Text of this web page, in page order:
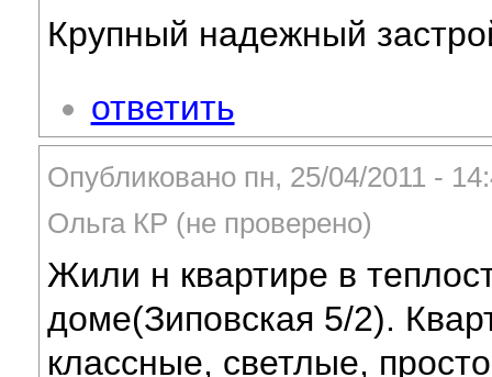
Крупный надежный
ответить
Опубликовано пн, 25/04/2011 -
Ольга КР (не проверено)
Жили н квартире в
доме(Зиповская 5/2).
классные, светлые,